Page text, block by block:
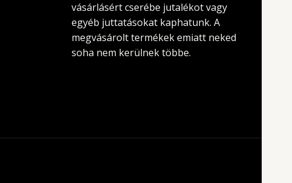
vásárlásért cserébe jutalékot vagy
egyéb juttatásokat kaphatunk. A
megvásárolt termékek emiatt neked
soha nem kerülnek többe.